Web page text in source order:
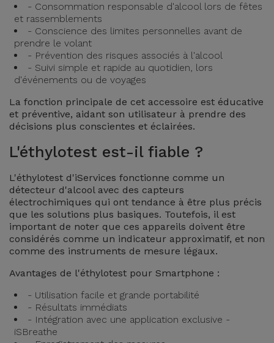
Portefeuilles,
Étuis et Sacs
Traceurs et
Accessoires
Mobilité,
Auto et
Vélo
Accessoires
d'ordinateur
Accessoires
iPad et
Tablette
Voir
tout
- Consommation responsable d'alcool lors de fêtes
et rassemblements
- Conscience des limites personnelles avant de
prendre le volant
- Prévention des risques associés à l'alcool
- Suivi simple et rapide au quotidien, lors
d'événements ou de voyages
La fonction principale de cet accessoire est éducative
et préventive, aidant son utilisateur à prendre des
décisions plus conscientes et éclairées.
L'éthylotest est-il fiable ?
L'éthylotest d'iServices fonctionne comme un
détecteur d'alcool avec des capteurs
électrochimiques qui ont tendance à être plus précis
que les solutions plus basiques. Toutefois, il est
important de noter que ces appareils doivent être
considérés comme un indicateur approximatif, et non
comme des instruments de mesure légaux.
Avantages de l'éthylotest pour Smartphone :
- Utilisation facile et grande portabilité
- Résultats immédiats
- Intégration avec une application exclusive -
iSBreathe